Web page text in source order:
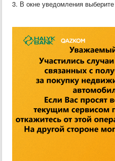
3. В окне уведомления